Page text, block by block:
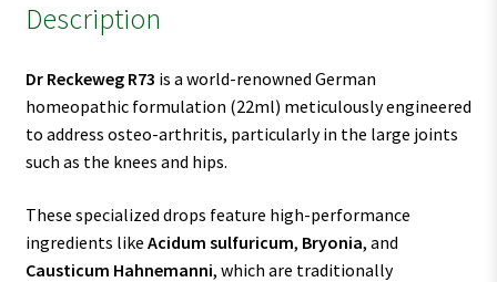
Description
Dr Reckeweg R73 is a world-renowned German
homeopathic formulation (22ml) meticulously engineered
to address osteo-arthritis, particularly in the large joints
such as the knees and hips.
These specialized drops feature high-performance
ingredients like Acidum sulfuricum, Bryonia, and
Causticum Hahnemanni, which are traditionally